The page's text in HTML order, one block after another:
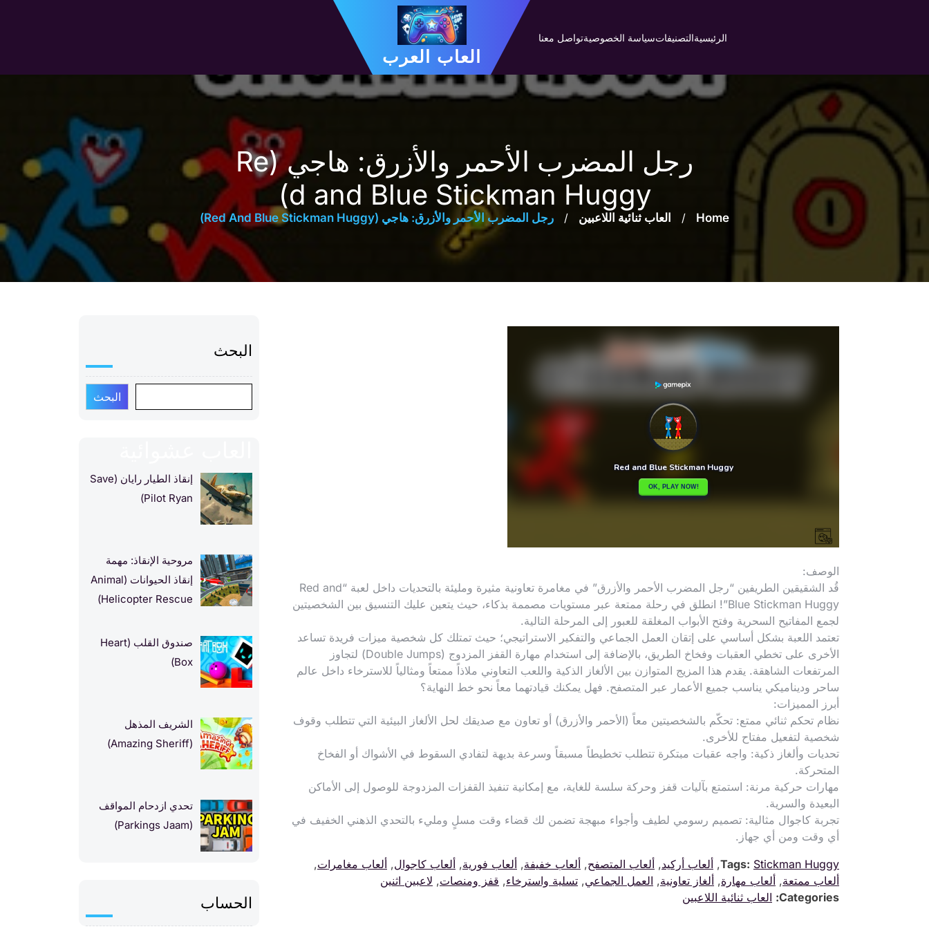
الرئيسيةالتصنيفاتسياسة الخصوصيةتواصل معنا
العاب العرب
رجل المضرب الأحمر والأزرق: هاجي (Re
d and Blue Stickman Huggy)
Home
/ العاب ثنائية اللاعبين / رجل المضرب الأحمر والأزرق: هاجي (Red And Blue Stickman Huggy)
الوصف:
قُد الشقيقين الطريفين “رجل المضرب الأحمر والأزرق” في مغامرة تعاونية مثيرة ومليئة بالتحديات داخل لعبة “Red and
Blue Stickman Huggy”! انطلق في رحلة ممتعة عبر مستويات مصممة بذكاء، حيث يتعين عليك التنسيق بين الشخصيتين
لجمع المفاتيح السحرية وفتح الأبواب المغلقة للعبور إلى المرحلة التالية.
تعتمد اللعبة بشكل أساسي على إتقان العمل الجماعي والتفكير الاستراتيجي؛ حيث تمتلك كل شخصية ميزات فريدة تساعد
الأخرى على تخطي العقبات وفخاخ الطريق، بالإضافة إلى استخدام مهارة القفز المزدوج (Double Jumps) لتجاوز
المرتفعات الشاهقة. يقدم هذا المزيج المتوازن بين الألغاز الذكية واللعب التعاوني ملاذاً ممتعاً ومثالياً للاسترخاء داخل عالم
ساحر وديناميكي يناسب جميع الأعمار عبر المتصفح. فهل يمكنك قيادتهما معاً نحو خط النهاية؟
أبرز المميزات:
نظام تحكم ثنائي ممتع: تحكّم بالشخصيتين معاً (الأحمر والأزرق) أو تعاون مع صديقك لحل الألغاز البيئية التي تتطلب وقوف
شخصية لتفعيل مفتاح للأخرى.
تحديات وألغاز ذكية: واجه عقبات مبتكرة تتطلب تخطيطاً مسبقاً وسرعة بديهة لتفادي السقوط في الأشواك أو الفخاخ
المتحركة.
مهارات حركية مرنة: استمتع بآليات قفز وحركة سلسة للغاية، مع إمكانية تنفيذ القفزات المزدوجة للوصول إلى الأماكن
البعيدة والسرية.
تجربة كاجوال مثالية: تصميم رسومي لطيف وأجواء مبهجة تضمن لك قضاء وقت مسلٍ ومليء بالتحدي الذهني الخفيف في
أي وقت ومن أي جهاز.
Tags: Stickman Huggy
, ألعاب أركيد, ألعاب المتصفح, ألعاب خفيفة, ألعاب فورية, ألعاب كاجوال, ألعاب مغامرات,
ألعاب ممتعة, ألعاب مهارة, ألغاز تعاونية, العمل الجماعي, تسلية واسترخاء, قفز ومنصات, لاعبين اثنين
Categories: العاب ثنائية اللاعبين
البحث
البحث
إنقاذ الطيار رايان (Save
Pilot Ryan)
مروحية الإنقاذ: مهمة
إنقاذ الحيوانات (Animal
Helicopter Rescue)
صندوق القلب (Heart
Box)
الشريف المذهل
(Amazing Sheriff)
تحدي ازدحام المواقف
(Parkings Jaam)
الحساب